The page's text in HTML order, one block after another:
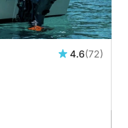
4.6(72)